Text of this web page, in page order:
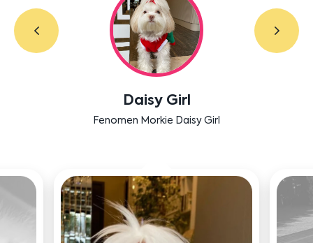
Labradoodle Bruno
Bensu Soral'ın dostu Bruno